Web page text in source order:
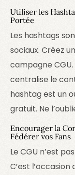
Utiliser les
Portée
Les hashtags
sociaux. Créez
campagne
centralise le
hashtag est un
gratuit. Ne
Encourager la
Fédérer vos Fans
Le CGU n’est
C’est